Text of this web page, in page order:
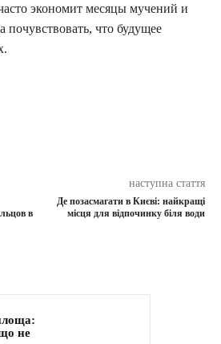
экономит месяцы мучений и
почувствовать, что будущее
в
наступна стаття
Де позасмагати в Києві: найкращі
місця для відпочинку біля води
не